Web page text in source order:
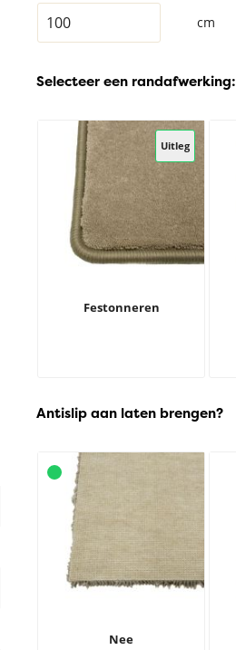
cm
Selecteer een randafwerking:
Uitleg
Festonneren
Antislip aan laten brengen?
Nee